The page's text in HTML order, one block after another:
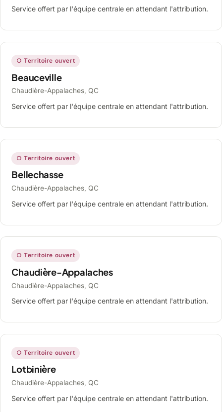
Service offert par l'équipe centrale en attendant l'attribution.
○ Territoire ouvert
Beauceville
Chaudière-Appalaches, QC
Service offert par l'équipe centrale en attendant l'attribution.
○ Territoire ouvert
Bellechasse
Chaudière-Appalaches, QC
Service offert par l'équipe centrale en attendant l'attribution.
○ Territoire ouvert
Chaudière-Appalaches
Chaudière-Appalaches, QC
Service offert par l'équipe centrale en attendant l'attribution.
○ Territoire ouvert
Lotbinière
Chaudière-Appalaches, QC
Service offert par l'équipe centrale en attendant l'attribution.